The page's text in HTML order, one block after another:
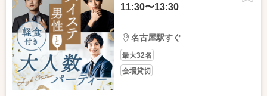
11:30〜13:30
名古屋駅すぐ
最大32名
会場貸切